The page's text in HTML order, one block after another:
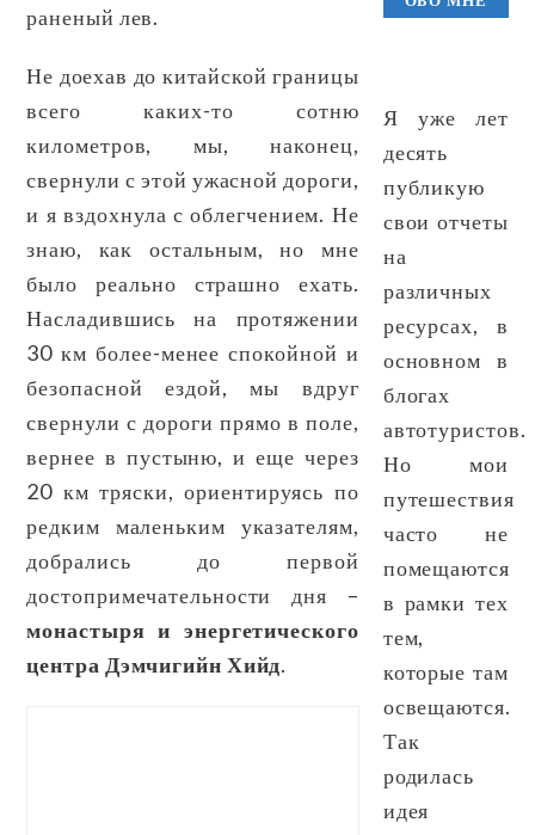
раненый лев.
Не доехав до китайской границы
всего каких-то сотню
километров, мы, наконец,
свернули с этой ужасной дороги,
и я вздохнула с облегчением. Не
знаю, как остальным, но мне
было реально страшно ехать.
Насладившись на протяжении
30 км более-менее спокойной и
безопасной ездой, мы вдруг
свернули с дороги прямо в поле,
вернее в пустыню, и еще через
20 км тряски, ориентируясь по
редким маленьким указателям,
добрались до первой
достопримечательности дня –
монастыря и энергетического
центра Дэмчигийн Хийд.
Я уже лет
десять
публикую
свои отчеты
на
различных
ресурсах, в
основном в
блогах
автотуристов.
Но мои
путешествия
часто не
помещаются
в рамки тех
тем,
которые там
освещаются.
Так
родилась
идея